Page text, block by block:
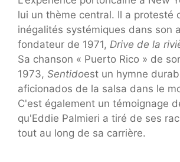
lui un thème central. Il a protesté
inégalités systémiques dans son
fondateur de 1971, Drive de la
Sa chanson « Puerto Rico » de
1973, Sentidoest un hymne
aficionados de la salsa dans le
C'est également un témoignage
qu'Eddie Palmieri a tiré de ses
tout au long de sa carrière.